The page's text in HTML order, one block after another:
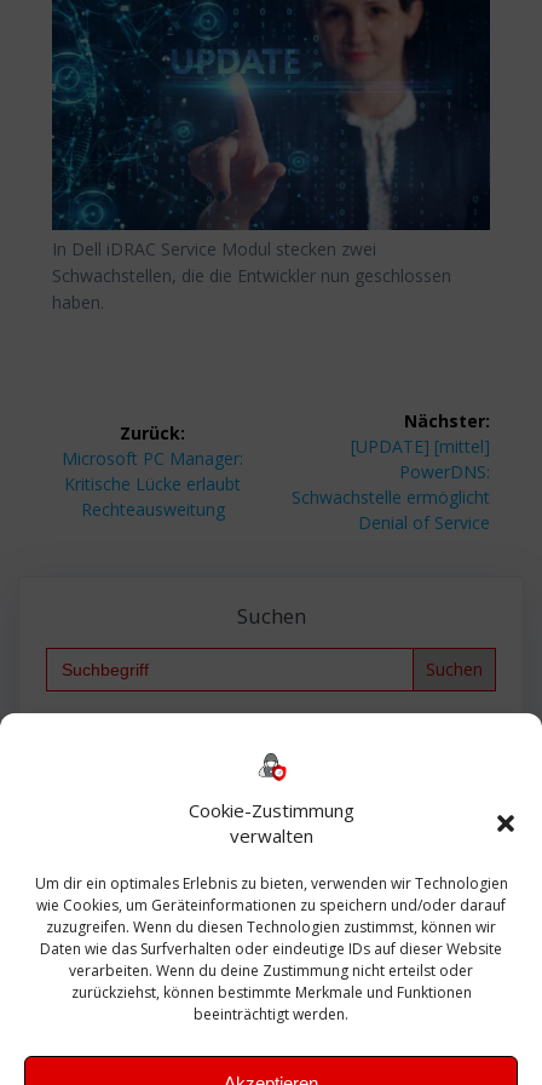
Cookie-Zustimmung
verwalten
Um dir ein optimales Erlebnis zu bieten, verwenden wir Technologien
wie Cookies, um Geräteinformationen zu speichern und/oder darauf
zuzugreifen. Wenn du diesen Technologien zustimmst, können wir
Daten wie das Surfverhalten oder eindeutige IDs auf dieser Website
verarbeiten. Wenn du deine Zustimmung nicht erteilst oder
zurückziehst, können bestimmte Merkmale und Funktionen
beeinträchtigt werden.
In Dell iDRAC Service Modul stecken zwei
Schwachstellen, die die Entwickler nun geschlossen
haben.
Zurück:
Vorheriger
Beitrag:
Microsoft PC Manager:
Kritische Lücke erlaubt
Rechteausweitung
Nächster:
Nächster
Beitrag:
[UPDATE] [mittel]
PowerDNS:
Schwachstelle ermöglicht
Denial of Service
Suchen
Search
Bautagebuch
Exchange firewall Fritzbox
Microsoft
Sanierung SBS Security Server Sicherheit
Sicherung SIEM Sophos SSL Ubuntu
Update Upgrade UTM VCenter VCSA Veeam
VMWare VPN WAZUH Windows
Zertifikat